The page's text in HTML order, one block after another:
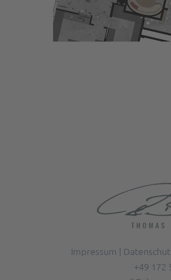
Impressum |
+49 172